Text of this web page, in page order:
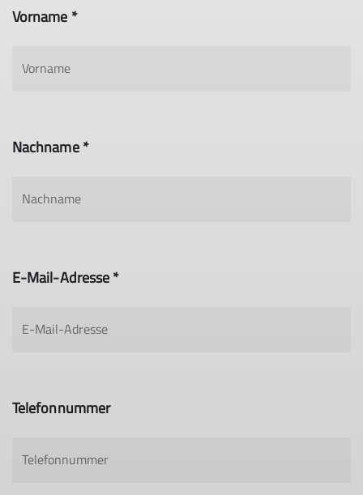
Vorname *
Nachname *
E-Mail-Adresse *
Telefonnummer